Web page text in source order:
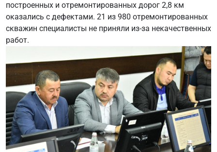
построенных и отремонтированных дорог 2,8 км
оказались с дефектами. 21 из 980 отремонтированных
скважин специалисты не приняли из-за некачественных
работ.